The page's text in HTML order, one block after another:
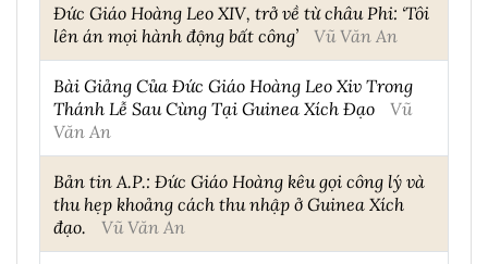
Đức Giáo Hoàng Leo XIV, trở về từ châu Phi: ‘Tôi
lên án mọi hành động bất công’
Vũ Văn An
Bài Giảng Của Đức Giáo Hoàng Leo Xiv Trong
Thánh Lễ Sau Cùng Tại Guinea Xích Đạo
Vũ
Văn An
Bản tin A.P.: Đức Giáo Hoàng kêu gọi công lý và
thu hẹp khoảng cách thu nhập ở Guinea Xích
đạo.
Vũ Văn An